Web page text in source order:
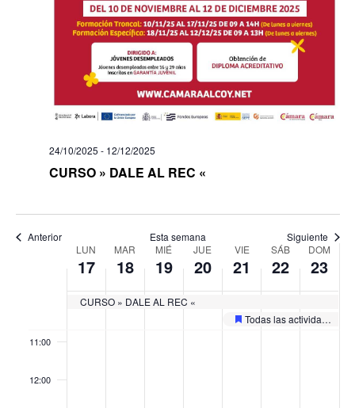
24/10/2025 - 12/12/2025
CURSO » DALE AL REC «
Anterior Esta semana Siguiente
Semana
Eventos
LUN
17
MAR
18
MIÉ
19
JUE
20
VIE
21
SÁB
22
DOM
23
CURSO » DALE AL REC «
Destacado
Todas las actividades de las «II Jornades Europees de Patrimoni»
06:00
11:00
12:00
day.
day.
day.
day.
day.
day.